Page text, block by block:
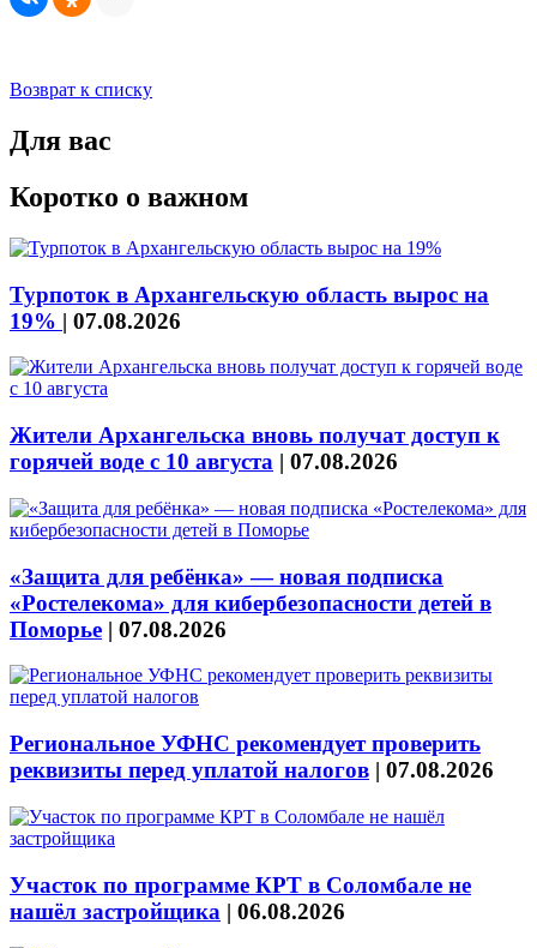
Возврат к списку
Для вас
Коротко о важном
Турпоток в Архангельскую область вырос на
19% | 07.08.2026
Жители Архангельска вновь получат доступ к
горячей воде с 10 августа | 07.08.2026
«Защита для ребёнка» — новая подписка
«Ростелекома» для кибербезопасности детей в
Поморье | 07.08.2026
Региональное УФНС рекомендует проверить
реквизиты перед уплатой налогов | 07.08.2026
Участок по программе КРТ в Соломбале не
нашёл застройщика | 06.08.2026